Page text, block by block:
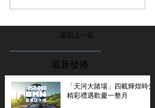
返回上一頁
...............................................................
最新發佈
「天河大賭場」四載輝煌時光
精彩禮遇歡慶一整月